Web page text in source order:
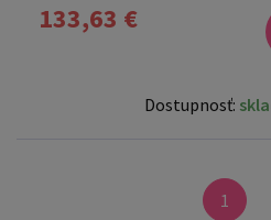
133,63 €
Dostupnosť:
1